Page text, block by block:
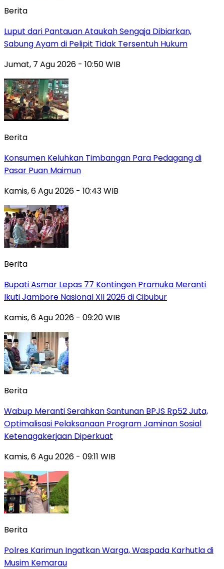
Berita
Luput dari Pantauan Ataukah Sengaja Dibiarkan,
Sabung Ayam di Pelipit Tidak Tersentuh Hukum
Jumat, 7 Agu 2026 - 10:50 WIB
Berita
Konsumen Keluhkan Timbangan Para Pedagang di
Pasar Puan Maimun
Kamis, 6 Agu 2026 - 10:43 WIB
Berita
Bupati Asmar Lepas 77 Kontingen Pramuka Meranti
Ikuti Jambore Nasional XII 2026 di Cibubur
Kamis, 6 Agu 2026 - 09:20 WIB
Berita
Wabup Meranti Serahkan Santunan BPJS Rp52 Juta,
Optimalisasi Pelaksanaan Program Jaminan Sosial
Ketenagakerjaan Diperkuat
Kamis, 6 Agu 2026 - 09:11 WIB
Berita
Polres Karimun Ingatkan Warga, Waspada Karhutla di
Musim Kemarau